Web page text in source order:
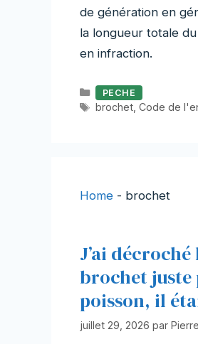
de génération en
la longueur totale
en infraction.
Catégories
PECHE
Étiquettes
brochet, Code de
Home - brochet
J’ai
brochet juste
poisson, il
juillet 29, 2026 par